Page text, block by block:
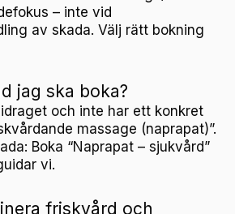
– inte vid
av skada. Välj rätt bokning
jag ska boka?
och inte har ett konkret
massage (naprapat)”.
Boka “Naprapat – sjukvård”
vi.
friskvård och